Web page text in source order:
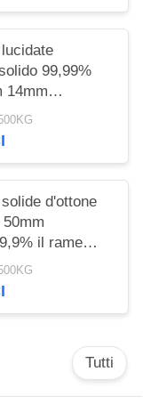
99,99%
14mm
15.875mm
d'ottone
il rame
4mm
Tutti